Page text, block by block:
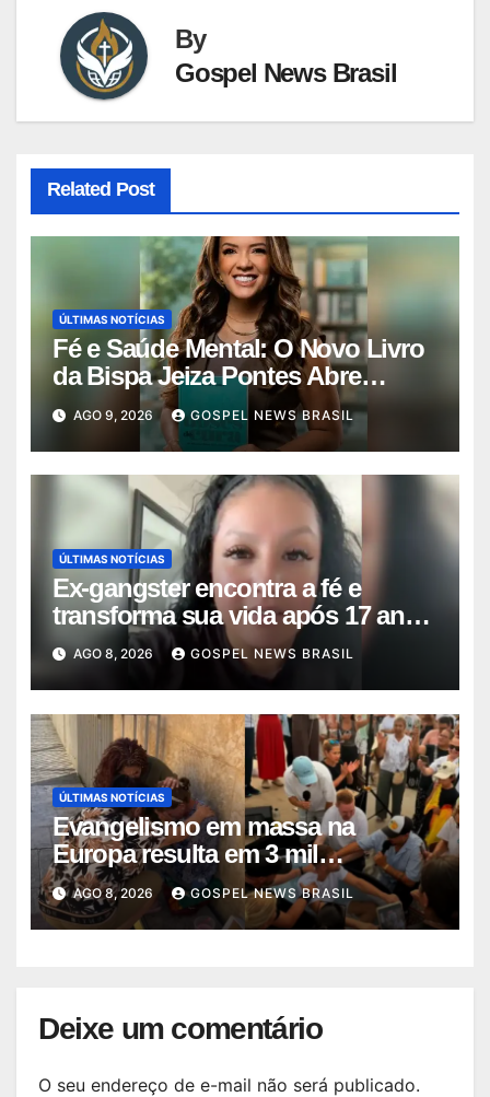
By
Gospel News Brasil
Related Post
ÚLTIMAS NOTÍCIAS
Fé e Saúde Mental: O Novo Livro
da Bispa Jeiza Pontes Abre
Diálo…
AGO 9, 2026 GOSPEL NEWS BRASIL
ÚLTIMAS NOTÍCIAS
Ex-gangster encontra a fé e
transforma sua vida após 17 anos
na p…
AGO 8, 2026 GOSPEL NEWS BRASIL
ÚLTIMAS NOTÍCIAS
Evangelismo em massa na
Europa resulta em 3 mil
conversões: um fen…
AGO 8, 2026 GOSPEL NEWS BRASIL
Deixe um comentário
O seu endereço de e-mail não será publicado.